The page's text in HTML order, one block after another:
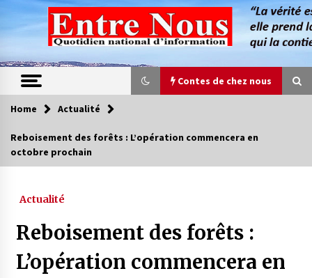
content
Contes de chez nous
Contes de chez nous
Magie de sorcier
4 ans ago
Home Actualité
Reboisement des forêts : L’opération commencera en
octobre prochain
Actualité
Reboisement des forêts :
L’opération commencera en